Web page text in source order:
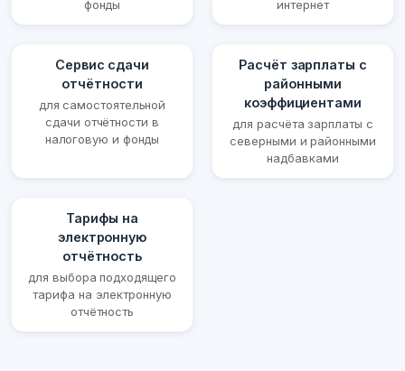
фонды
интернет
Сервис сдачи
отчётности
для самостоятельной
сдачи отчётности в
налоговую и фонды
Расчёт зарплаты с
районными
коэффициентами
для расчёта зарплаты с
северными и районными
надбавками
Тарифы на
электронную
отчётность
для выбора подходящего
тарифа на электронную
отчётность